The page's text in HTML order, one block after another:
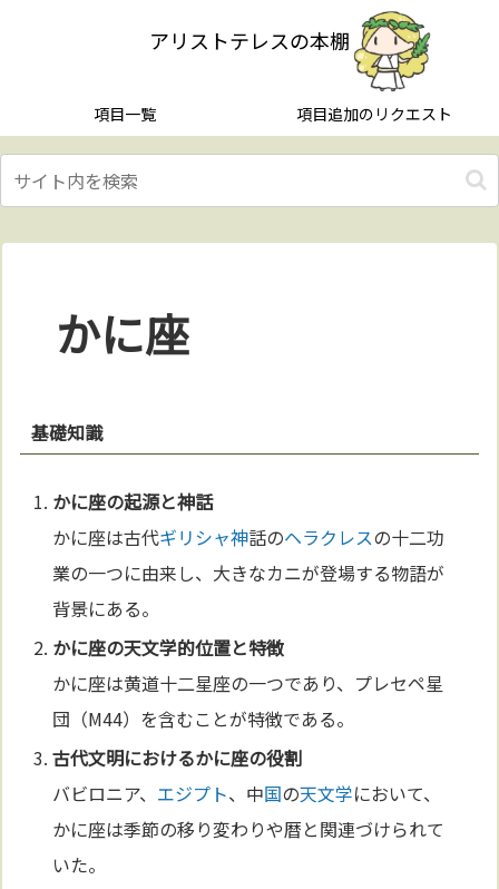
アリストテレスの本棚
項目一覧 項目追加のリクエスト
かに座
基礎知識
かに座の起源と神話
かに座は古代ギリシャ神話のヘラクレスの十二功
業の一つに由来し、大きなカニが登場する物語が
背景にある。
かに座の天文学的位置と特徴
かに座は黄道十二星座の一つであり、プレセペ星
団（M44）を含むことが特徴である。
古代文明におけるかに座の役割
バビロニア、 エジプト、中国の天文学において、
かに座は季節の移り変わりや暦と関連づけられて
いた。